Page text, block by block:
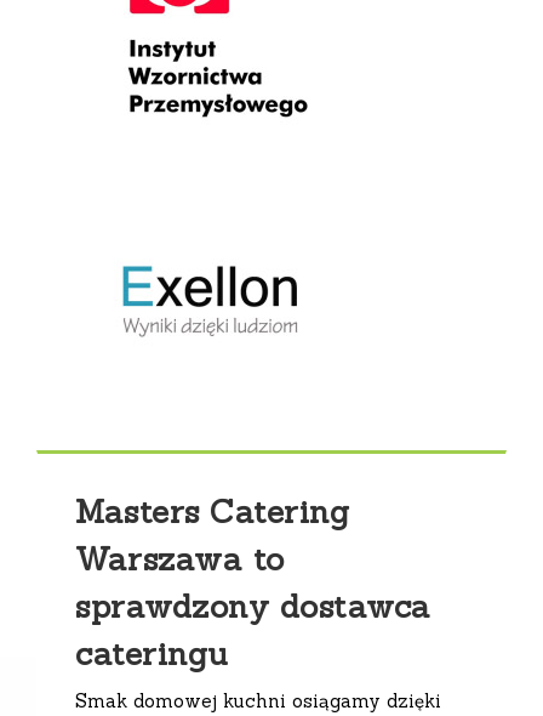
Masters Catering
Warszawa to
sprawdzony dostawca
cateringu
Smak domowej kuchni osiągamy dzięki